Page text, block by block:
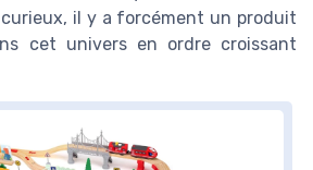
il y a forcément un produit
cet univers en ordre croissant